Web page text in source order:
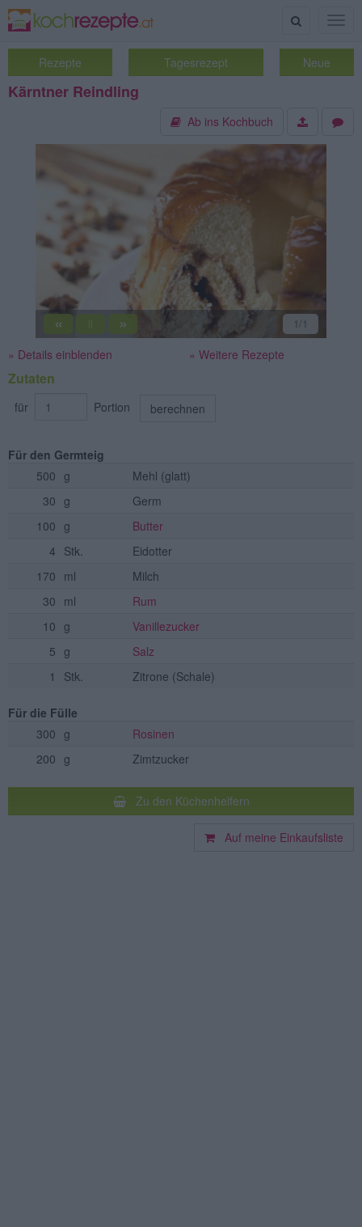
Suche
Rezepte Tagesrezept Neue
Kärntner Reindling
Ab ins Kochbuch
« || » 1 /1
» Details einblenden » Weitere Rezepte
Zutaten
für Portion berechnen
Für den Germteig
500 g Mehl (glatt)
30 g
Germ
100 g
Butter
4 Stk.
Eidotter
170 ml
Milch
30 ml
Rum
10 g
Vanillezucker
5 g
Salz
1
Stk. Zitrone (Schale)
Für die Fülle
300 g
Rosinen
200 g Zimtzucker
Zu den Küchenhelfern
Auf meine Einkaufsliste